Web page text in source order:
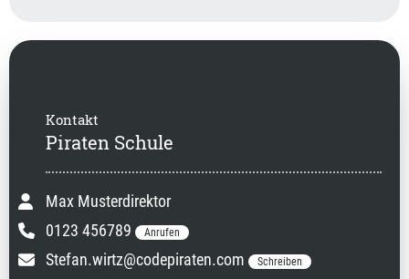
Kontakt
Piraten Schule
Max Musterdirektor
0123 456789
Anrufen
Stefan.wirtz@codepiraten.com Schreiben